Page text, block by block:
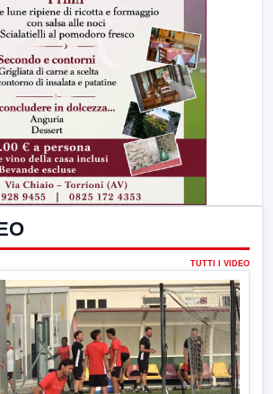
TUTTI I VIDEO